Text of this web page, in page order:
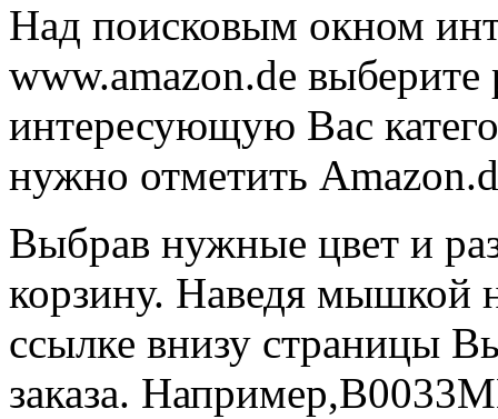
Над поисковым окном
www.amazon.de
интересующую Вас
нужно отметить
Выбрав нужные цвет и
корзину. Наведя мышкой
ссылке внизу страницы
заказа.